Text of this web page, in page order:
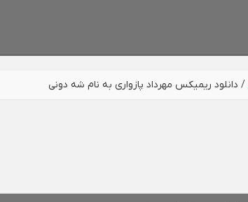
/ دانلود ریمیکس مهرداد پازواری به نام شه دونی